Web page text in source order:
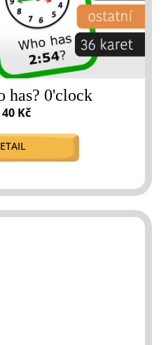
has? 0'clock
Kč